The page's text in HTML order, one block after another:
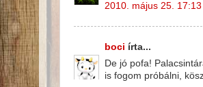
2010. május 25. 17:13
boci írta...
De jó pofa!
is fogom próbálni,